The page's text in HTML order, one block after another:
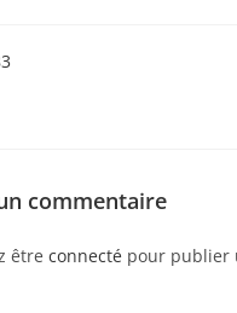
commentaire
êtreconnecté pour publier